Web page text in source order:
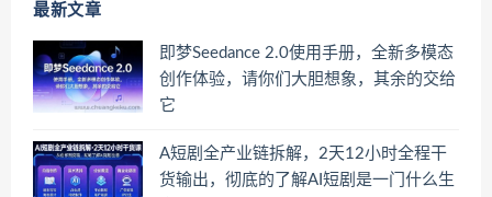
最新文章
即梦Seedance 2.0使用手册，全新多模态
创作体验，请你们大胆想象，其余的交给
它
A短剧全产业链拆解，2天12小时全程干
货输出，彻底的了解AI短剧是一门什么生